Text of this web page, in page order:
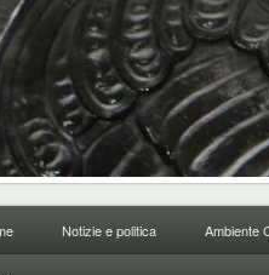
Notizie e politica Ambiente